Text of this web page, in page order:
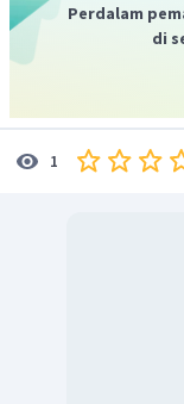
Perdalam
di
1